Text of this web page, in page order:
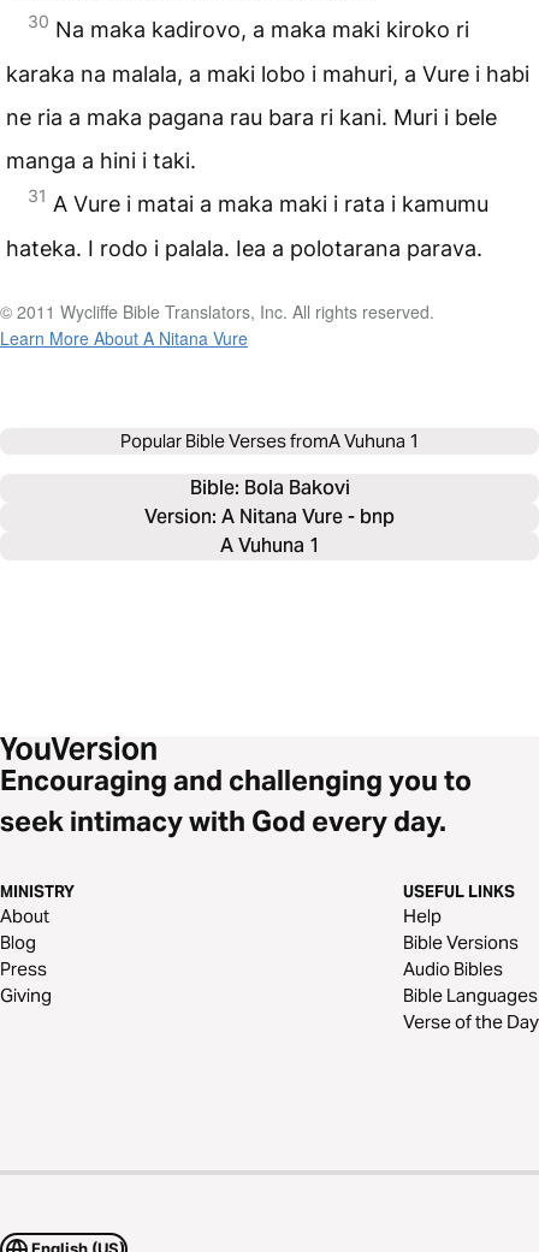
30 Na maka kadirovo, a maka maki kiroko ri
karaka na malala, a maki lobo i mahuri, a Vure i habi
ne ria a maka pagana rau bara ri kani. Muri i bele
manga a hini i taki.
31 A Vure i matai a maka maki i rata i kamumu
hateka. I rodo i palala. Iea a polotarana parava.
© 2011 Wycliffe Bible Translators, Inc. All rights reserved.
Learn More About A Nitana Vure
Popular Bible Verses fromA Vuhuna 1
Bible: Bola Bakovi
Version: A Nitana Vure - bnp
A Vuhuna 1
Encouraging and challenging you to
seek intimacy with God every day.
MINISTRY
About
Blog
Press
Giving
USEFUL LINKS
Help
Bible Versions
Audio Bibles
Bible Languages
Verse of the Day